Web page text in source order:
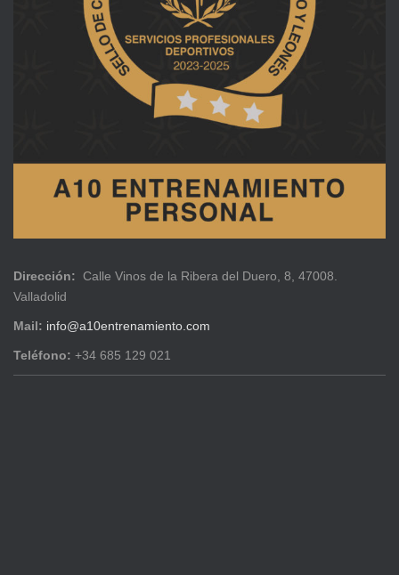
Dirección: Calle Vinos de la Ribera del Duero, 8, 47008.
Valladolid
Mail: info@a10entrenamiento.com
Teléfono: +34 685 129 021